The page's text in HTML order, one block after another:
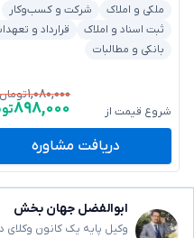
ملکی و املاک
شرکت و کسب‌وکار
ثبت اسناد و املاک
قرارداد و
بانکی و مطالبات
شروع قیمت از
۱,۰۸۰,۰۰۰تومان
۸۹۸,۰۰۰
دریافت مشاوره
ابوالفضل جهان بخش
وکیل پایه یک کانون وکلای